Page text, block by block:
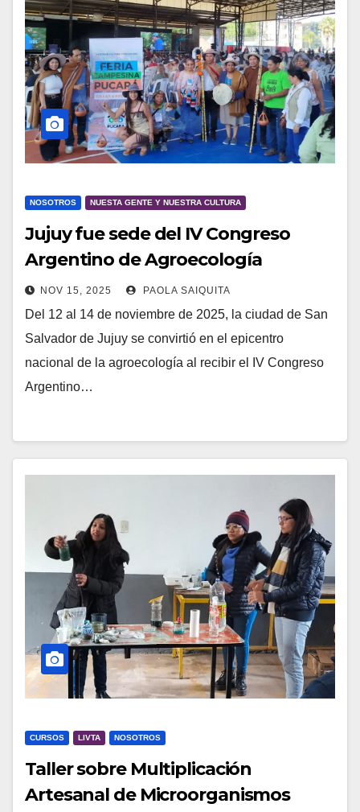
NOSOTROS NUESTA GENTE Y NUESTRA CULTURA
Jujuy fue sede del IV Congreso
Argentino de Agroecología
NOV 15, 2025 PAOLA SAIQUITA
Del 12 al 14 de noviembre de 2025, la ciudad de San
Salvador de Jujuy se convirtió en el epicentro
nacional de la agroecología al recibir el IV Congreso
Argentino…
CURSOS LIVTA NOSOTROS
Taller sobre Multiplicación
Artesanal de Microorganismos